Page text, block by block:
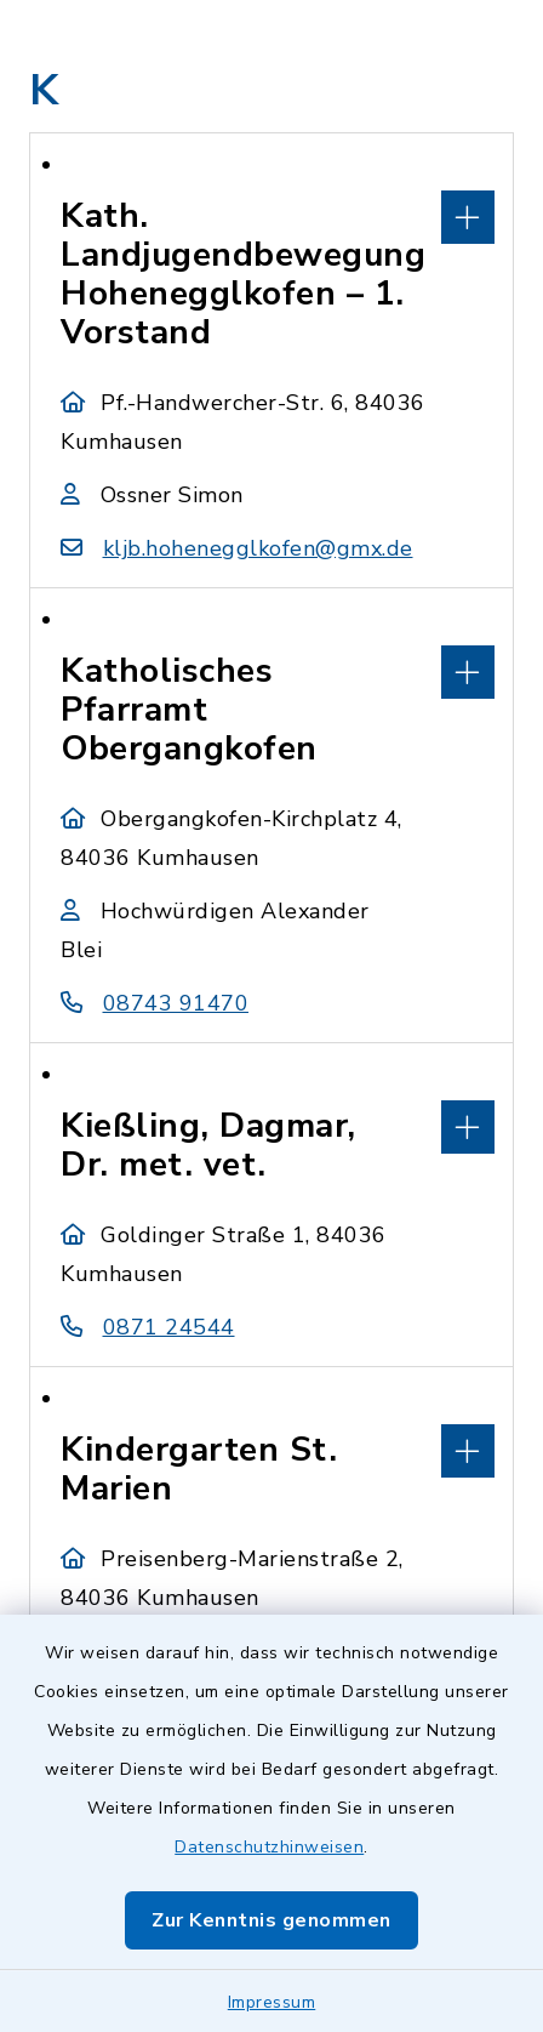
Wir weisen darauf hin, dass wir technisch notwendige
Cookies einsetzen, um eine optimale Darstellung unserer
Website zu ermöglichen. Die Einwilligung zur Nutzung
weiterer Dienste wird bei Bedarf gesondert abgefragt.
Weitere Informationen finden Sie in unseren
Datenschutzhinweisen.
Zur Kenntnis genommen
Impressum
K
Kath.
Landjugendbewegung
Hohenegglkofen – 1.
Vorstand
Pf.-Handwercher-Str. 6, 84036
Kumhausen
Ossner Simon
kljb.hohenegglkofen@gmx.de
Katholisches
Pfarramt
Obergangkofen
Obergangkofen-Kirchplatz 4,
84036 Kumhausen
Hochwürdigen Alexander
Blei
08743 91470
Kießling, Dagmar,
Dr. met. vet.
Goldinger Straße 1, 84036
Kumhausen
0871 24544
Kindergarten St.
Marien
Preisenberg-Marienstraße 2,
84036 Kumhausen
Leiterin Stefanie Gürteler
0871 42461
Kinderhaus St.
Obergangkofen-Badstauden
1, 84036 Kumhausen